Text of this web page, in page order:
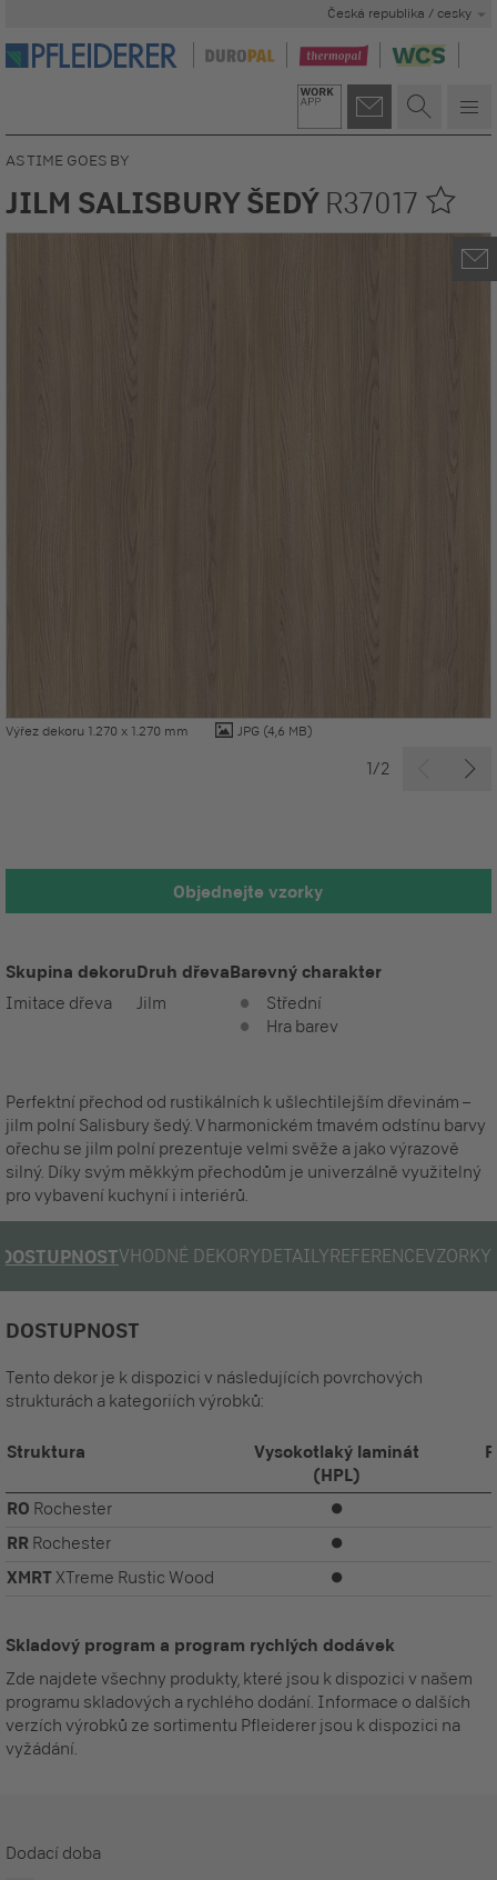
Česká republika / cesky
Výřez dekoru 1.270 x 1.270 mm JPG (4,6 MB)
1/2
AS TIME GOES BY
JILM SALISBURY ŠEDÝ R37017
Objednejte vzorky
Skupina dekoru
Imitace dřeva
Druh dřeva
Jilm
Barevný charakter
Střední
Hra barev
Perfektní přechod od rustikálních k ušlechtilejším dřevinám –
jilm polní Salisbury šedý. V harmonickém tmavém odstínu barvy
ořechu se jilm polní prezentuje velmi svěže a jako výrazově
silný. Díky svým měkkým přechodům je univerzálně využitelný
pro vybavení kuchyní i interiérů.
DOSTUPNOSTVHODNÉ DEKORYDETAILYREFERENCEVZORKY
DOSTUPNOST
Tento dekor je k dispozici v následujících povrchových
strukturách a kategoriích výrobků:
Struktura
Vysokotlaký laminát
(HPL)
RO Rochester ⏺
RR Rochester ⏺
XMRTXTreme Rustic Wood ⏺
Skladový program a program rychlých dodávek
Zde najdete všechny produkty, které jsou k dispozici v našem
programu skladových a rychlého dodání. Informace o dalších
verzích výrobků ze sortimentu Pfleiderer jsou k dispozici na
vyžádání.
Dodací doba